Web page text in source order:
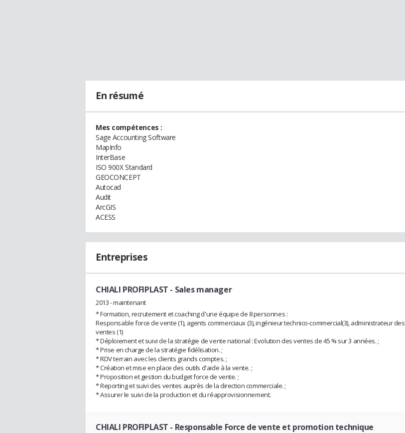
En résumé
Mes compétences :
Sage Accounting Software
MapInfo
InterBase
ISO 900X Standard
GEOCONCEPT
Autocad
Audit
ArcGIS
ACESS
Entreprises
CHIALI PROFIPLAST - Sales manager
2013 - maintenant
* Formation, recrutement et coaching d'une équipe de 8 personnes :
Responsable force de vente (1), agents commerciaux (3), ingénieur technico-commercial(3), administrateur des
ventes (1)
* Déploiement et suivi de la stratégie de vente national : Evolution des ventes de 45 % sur 3 années. ;
* Prise en charge de la stratégie fidélisation. ;
* RDV terrain avec les clients grands comptes. ;
* Création et mise en place des outils d'aide à la vente. ;
* Proposition et gestion du budget force de vente. ;
* Reporting et suivi des ventes auprès de la direction commerciale. ;
* Assurer le suivi de la production et du réapprovisionnement.
CHIALI PROFIPLAST - Responsable Force de vente et promotion technique